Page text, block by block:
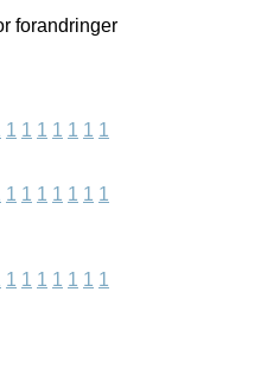
forandringer
1 1 1 1 1 1 1
1 1 1 1 1 1 1
1 1 1 1 1 1 1